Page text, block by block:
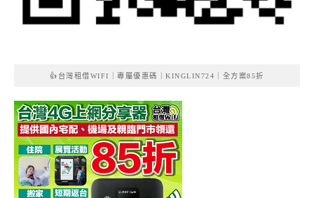
👍台灣租借WIFI｜專屬優惠碼｜KINGLIN724｜全方案85折